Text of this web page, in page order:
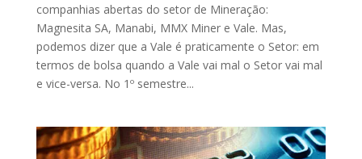
companhias abertas do setor de Mineração:
Magnesita SA, Manabi, MMX Miner e Vale. Mas,
podemos dizer que a Vale é praticamente o Setor: em
termos de bolsa quando a Vale vai mal o Setor vai mal
e vice-versa. No 1º semestre...